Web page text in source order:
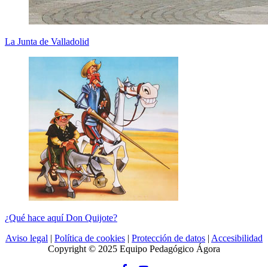
La Junta de Valladolid
¿Qué hace aquí Don Quijote?
Aviso legal | Política de cookies | Protección de datos | Accesibilidad
Copyright © 2025 Equipo Pedagógico Ágora